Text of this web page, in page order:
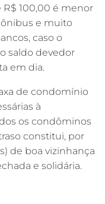
100,00 é menor
e muito
caso o
saldo devedor
em dia.
de condomínio
à
os condôminos
constitui, por
de boa vizinhança
e solidária.